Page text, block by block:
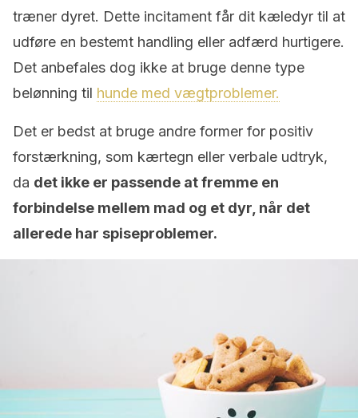
træner dyret. Dette incitament får dit kæledyr til at
udføre en bestemt handling eller adfærd hurtigere.
Det anbefales dog ikke at bruge denne type
belønning til hunde med vægtproblemer.
Det er bedst at bruge andre former for positiv
forstærkning, som kærtegn eller verbale udtryk,
da det ikke er passende at fremme en
forbindelse mellem mad og et dyr, når det
allerede har spiseproblemer.